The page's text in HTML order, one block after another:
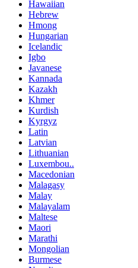
Hawaiian
Hebrew
Hmong
Hungarian
Icelandic
Igbo
Javanese
Kannada
Kazakh
Khmer
Kurdish
Kyrgyz
Latin
Latvian
Lithuanian
Luxembou..
Macedonian
Malagasy
Malay
Malayalam
Maltese
Maori
Marathi
Mongolian
Burmese